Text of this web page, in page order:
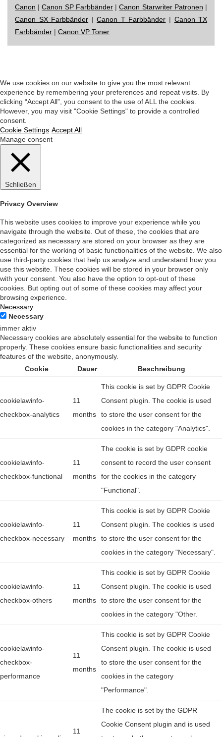
Canon |Canon SP Farbbänder|Canon Starwriter Patronen |
Canon SX Farbbänder |Canon T Farbbänder | Canon TX
Farbbänder | Canon VP Toner
We use cookies on our website to give you the most relevant
experience by remembering your preferences and repeat visits. By
clicking “Accept All”, you consent to the use of ALL the cookies.
However, you may visit "Cookie Settings" to provide a controlled
consent.
Cookie Settings Accept All
Manage consent
Schließen
Privacy Overview
This website uses cookies to improve your experience while you
navigate through the website. Out of these, the cookies that are
categorized as necessary are stored on your browser as they are
essential for the working of basic functionalities of the website. We also
use third-party cookies that help us analyze and understand how you
use this website. These cookies will be stored in your browser only
with your consent. You also have the option to opt-out of these
cookies. But opting out of some of these cookies may affect your
browsing experience.
Necessary
Necessary
immer aktiv
Necessary cookies are absolutely essential for the website to function
properly. These cookies ensure basic functionalities and security
features of the website, anonymously.
Cookie
Dauer Beschreibung
cookielawinfo-
checkbox-analytics
11
months
This cookie is set by GDPR Cookie
Consent plugin. The cookie is used
to store the user consent for the
cookies in the category "Analytics".
cookielawinfo-
checkbox-functional
11
months
The cookie is set by GDPR cookie
consent to record the user consent
for the cookies in the category
"Functional".
cookielawinfo-
checkbox-necessary
11
months
This cookie is set by GDPR Cookie
Consent plugin. The cookies is used
to store the user consent for the
cookies in the category "Necessary".
cookielawinfo-
checkbox-others
11
months
This cookie is set by GDPR Cookie
Consent plugin. The cookie is used
to store the user consent for the
cookies in the category "Other.
cookielawinfo-
checkbox-
performance
11
months
This cookie is set by GDPR Cookie
Consent plugin. The cookie is used
to store the user consent for the
cookies in the category
"Performance".
11
The cookie is set by the GDPR
Cookie Consent plugin and is used